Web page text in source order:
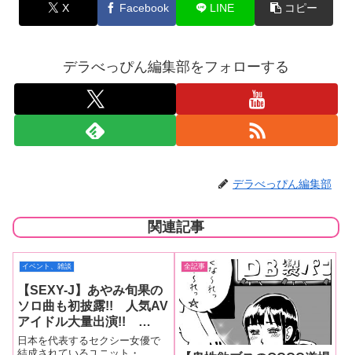
X Facebook LINE コピー
デラべっぴん編集部をフォローする
デラべっぴん編集部
関連記事
イベント、雑談
【SEXY-J】あやみ旬果の
ソロ曲も初披露!! 人気AV
アイドル大量出演!!
SEXY-J「WHITE
日本を代表するセクシー女優で
全記事